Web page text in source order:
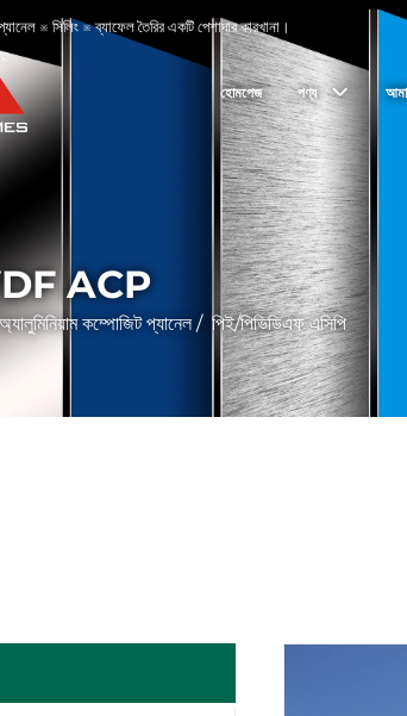
※ সিলিং ※ ব্যাফেল তৈরির একটি পেশাদার কারখানা।
হোমপেজ পণ্য
ACP
অ্যালুমিনিয়াম কম্পোজিট প্যানেল/ পিই/পিভিডিএফ এসিপি